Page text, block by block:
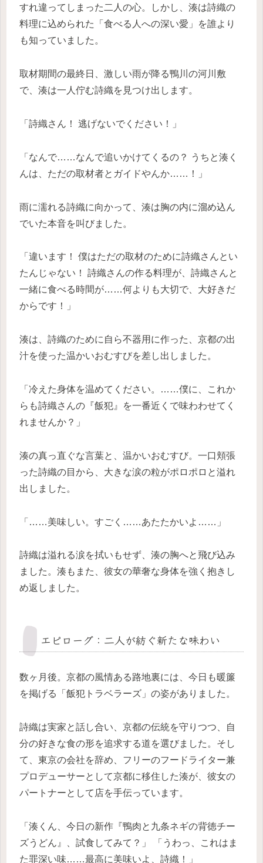
すれ違ってしまった二人の心。しかし、湊は詩織の
料理に込められた「食べる人への深い愛」を誰より
も知っていました。
取材期間の最終日、激しい雨が降る鴨川の河川敷
で、湊は一人佇む詩織を見つけ出します。
「詩織さん！ 逃げないでください！」
「なんで……なんで追いかけてくるの？ うちと湊く
んは、ただの取材者とガイドやんか……！」
雨に濡れる詩織に向かって、湊は胸の内に溜め込ん
でいた本音を叫びました。
「違います！ 僕はただの取材のために詩織さんとい
たんじゃない！ 詩織さんの作る料理が、詩織さんと
一緒に食べる時間が……何よりも大切で、大好きだ
からです！」
湊は、詩織のために自ら不器用に作った、京都の出
汁を使った温かいおむすびを差し出しました。
「冷えた身体を温めてください。……僕に、これか
らも詩織さんの『飯犯』を一番近くで味わわせてく
れませんか？」
湊の真っ直ぐな言葉と、温かいおむすび。一口頬張
った詩織の目から、大きな涙の粒がポロポロと溢れ
出しました。
「……美味しい。すごく……あたたかいよ……」
詩織は溢れる涙を拭いもせず、湊の胸へと飛び込み
ました。湊もまた、彼女の華奢な身体を強く抱きし
め返しました。
エピローグ：二人が紡ぐ新たな味わい
数ヶ月後。京都の風情ある路地裏には、今日も暖簾
を掲げる「飯犯トラベラーズ」の姿がありました。
詩織は実家と話し合い、京都の伝統を守りつつ、自
分の好きな食の形を追求する道を選びました。そし
て、東京の会社を辞め、フリーのフードライター兼
プロデューサーとして京都に移住した湊が、彼女の
パートナーとして店を手伝っています。
「湊くん、今日の新作『鴨肉と九条ネギの背徳チー
ズうどん』、試食してみて？」 「うわっ、これはま
た罪深い味……最高に美味いよ、詩織！」